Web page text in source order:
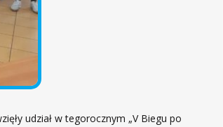
udział w tegorocznym „V Biegu po